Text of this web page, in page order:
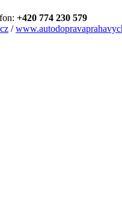
+420 774 230 579
/